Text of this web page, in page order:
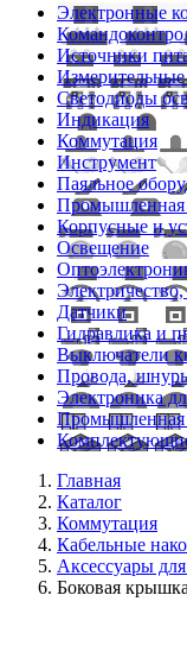
Электронные
Источники
Светодиоды
Индикация
Коммутация
Инструмент
Паяльное
Промышленная
Корпусные и
Освещение
Датчики
Гидравлика и
Выключатели
Провода,
Электроника
Промышленная
Главная
Каталог
Коммутация
Кабельные
Аксессуары
Боковая